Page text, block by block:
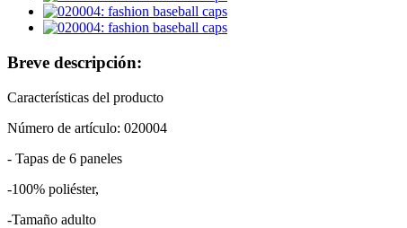
Breve descripción:
Características del producto
Número de artículo: 020004
- Tapas de 6 paneles
-100% poliéster,
-Tamaño adulto